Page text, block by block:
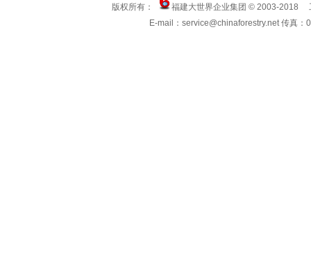
版权所有：
福建大世界企业集团 © 2003-2018
E-mail：service@chinaforestry.net 传真